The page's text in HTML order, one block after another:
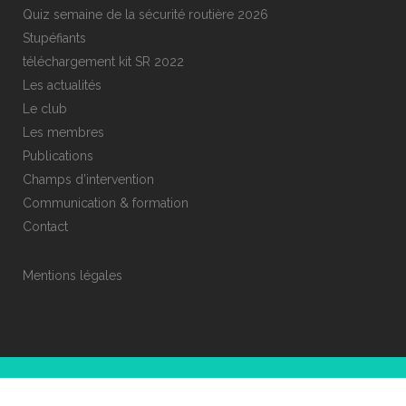
Quiz semaine de la sécurité routière 2026
Stupéfiants
téléchargement kit SR 2022
Les actualités
Le club
Les membres
Publications
Champs d’intervention
Communication & formation
Contact
Mentions légales